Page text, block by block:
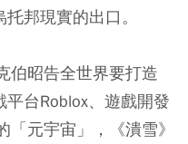
邦現實的出口。
伯昭告全世界要打造
平台Roblox、遊戲開發
「元宇宙」，《潰雪》